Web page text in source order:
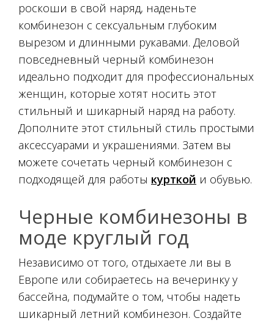
роскоши в свой наряд, наденьте
комбинезон с сексуальным глубоким
вырезом и длинными рукавами. Деловой
повседневный черный комбинезон
идеально подходит для профессиональных
женщин, которые хотят носить этот
стильный и шикарный наряд на работу.
Дополните этот стильный стиль простыми
аксессуарами и украшениями. Затем вы
можете сочетать черный комбинезон с
подходящей для работы курткой и обувью.
Черные комбинезоны в
моде круглый год
Независимо от того, отдыхаете ли вы в
Европе или собираетесь на вечеринку у
бассейна, подумайте о том, чтобы надеть
шикарный летний комбинезон. Создайте